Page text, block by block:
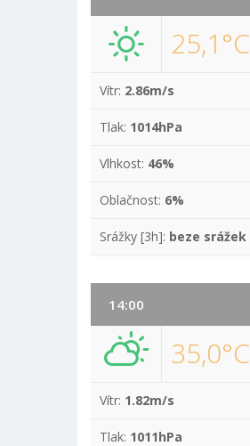
25,1°C
Vítr: 2.86m/s
Tlak: 1014hPa
Vlhkost: 46%
Oblačnost: 6%
Srážky [3h]: beze srážek
14:00
35,0°C
Vítr: 1.82m/s
Tlak: 1011hPa